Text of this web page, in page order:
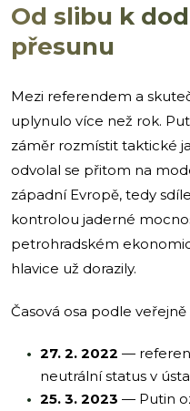
Od slibu k
přesunu
Mezi referendem a
uplynulo více než rok.
záměr rozmístit taktické
odvolal se přitom na
západní Evropě, tedy
kontrolou jaderné
petrohradském
hlavice už dorazily.
Časová osa podle
27. 2. 2022 —
neutrální status v
25. 3. 2023 — Putin